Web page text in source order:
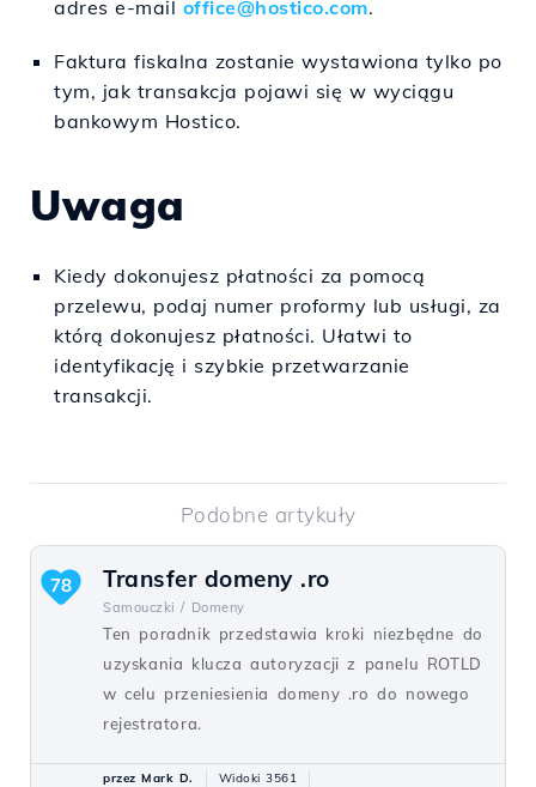
adres e-mail office@hostico.com.
Faktura fiskalna zostanie wystawiona tylko po
tym, jak transakcja pojawi się w wyciągu
bankowym Hostico.
Uwaga
Kiedy dokonujesz płatności za pomocą
przelewu, podaj numer proformy lub usługi, za
którą dokonujesz płatności. Ułatwi to
identyfikację i szybkie przetwarzanie
transakcji.
Podobne artykuły
Transfer domeny .ro
Samouczki / Domeny
Ten poradnik przedstawia kroki niezbędne do
uzyskania klucza autoryzacji z panelu ROTLD
w celu przeniesienia domeny .ro do nowego
rejestratora.
78
przez Mark D.
Widoki 3561